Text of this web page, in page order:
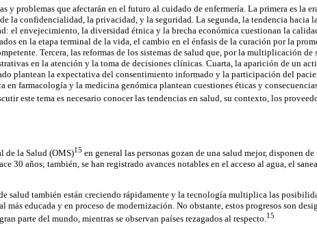
y problemas que afectarán en el futuro al cuidado de enfermería. La primera es la
la confidencialidad, la privacidad, y la seguridad. La segunda, la tendencia hacia
el envejecimiento, la diversidad étnica y la brecha económica cuestionan la
en la etapa terminal de la vida, el cambio en el énfasis de la curación por la
Tercera, las reformas de los sistemas de salud que, por la multiplicación de
en la atención y la toma de decisiones clínicas. Cuarta, la aparición de un
plantean la expectativa del consentimiento informado y la participación del
farmacología y la medicina genómica plantean cuestiones éticas y
este tema es necesario conocer las tendencias en salud, su contexto, los
de la Salud (OMS)15 en general las personas gozan de una salud mejor, disponen de
30 años; también, se han registrado avances notables en el acceso al agua, el
salud también están creciendo rápidamente y la tecnología multiplica las
más educada y en proceso de modernización. No obstante, estos progresos son
parte del mundo, mientras se observan países rezagados al respecto.15